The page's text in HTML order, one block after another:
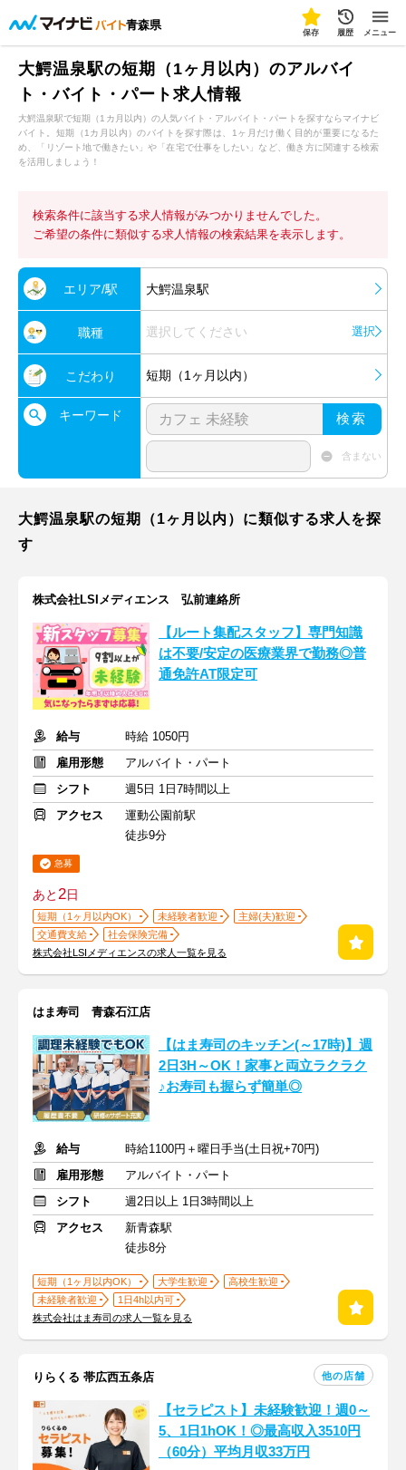
青森県
保存 履歴 メニュー
大鰐温泉駅の短期（1ヶ月以内）のアルバイ
ト・バイト・パート求人情報
大鰐温泉駅で短期（1カ月以内）の人気バイト・アルバイト・パートを探すならマイナビ
バイト。短期（1カ月以内）のバイトを探す際は、1ヶ月だけ働く目的が重要になるた
め、「リゾート地で働きたい」や「在宅で仕事をしたい」など、働き方に関連する検索
を活用しましょう！
検索条件に該当する求人情報がみつかりませんでした。
ご希望の条件に類似する求人情報の検索結果を表示します。
エリア/駅 大鰐温泉駅
職種 選択してください 選択
こだわり 短期（1ヶ月以内）
キーワード 検索
含まない
大鰐温泉駅の短期（1ヶ月以内）に類似する求人を探
す
株式会社LSIメディエンス 弘前連絡所
【ルート集配スタッフ】専門知識
は不要/安定の医療業界で勤務◎普
通免許AT限定可
給与
時給 1050円
雇用形態
アルバイト・パート
シフト
週5日 1日7時間以上
アクセス
運動公園前駅
徒歩9分
急募
あと2日
短期（1ヶ月以内OK） 未経験者歓迎
主婦(夫)歓迎
交通費支給
社会保険完備
株式会社LSIメディエンスの求人一覧を見る
はま寿司 青森石江店
【はま寿司のキッチン(～17時)】週
2日3H～OK！家事と両立ラクラク
♪お寿司も握らず簡単◎
給与
時給1100円＋曜日手当(土日祝+70円)
雇用形態
アルバイト・パート
シフト
週2日以上 1日3時間以上
アクセス
新青森駅
徒歩8分
短期（1ヶ月以内OK） 大学生歓迎
高校生歓迎
未経験者歓迎
1日4h以内可
株式会社はま寿司の求人一覧を見る
りらくる 帯広西五条店 他の店舗
【セラピスト】未経験歓迎！週0～
5、1日1hOK！◎最高収入3510円
（60分）平均月収33万円